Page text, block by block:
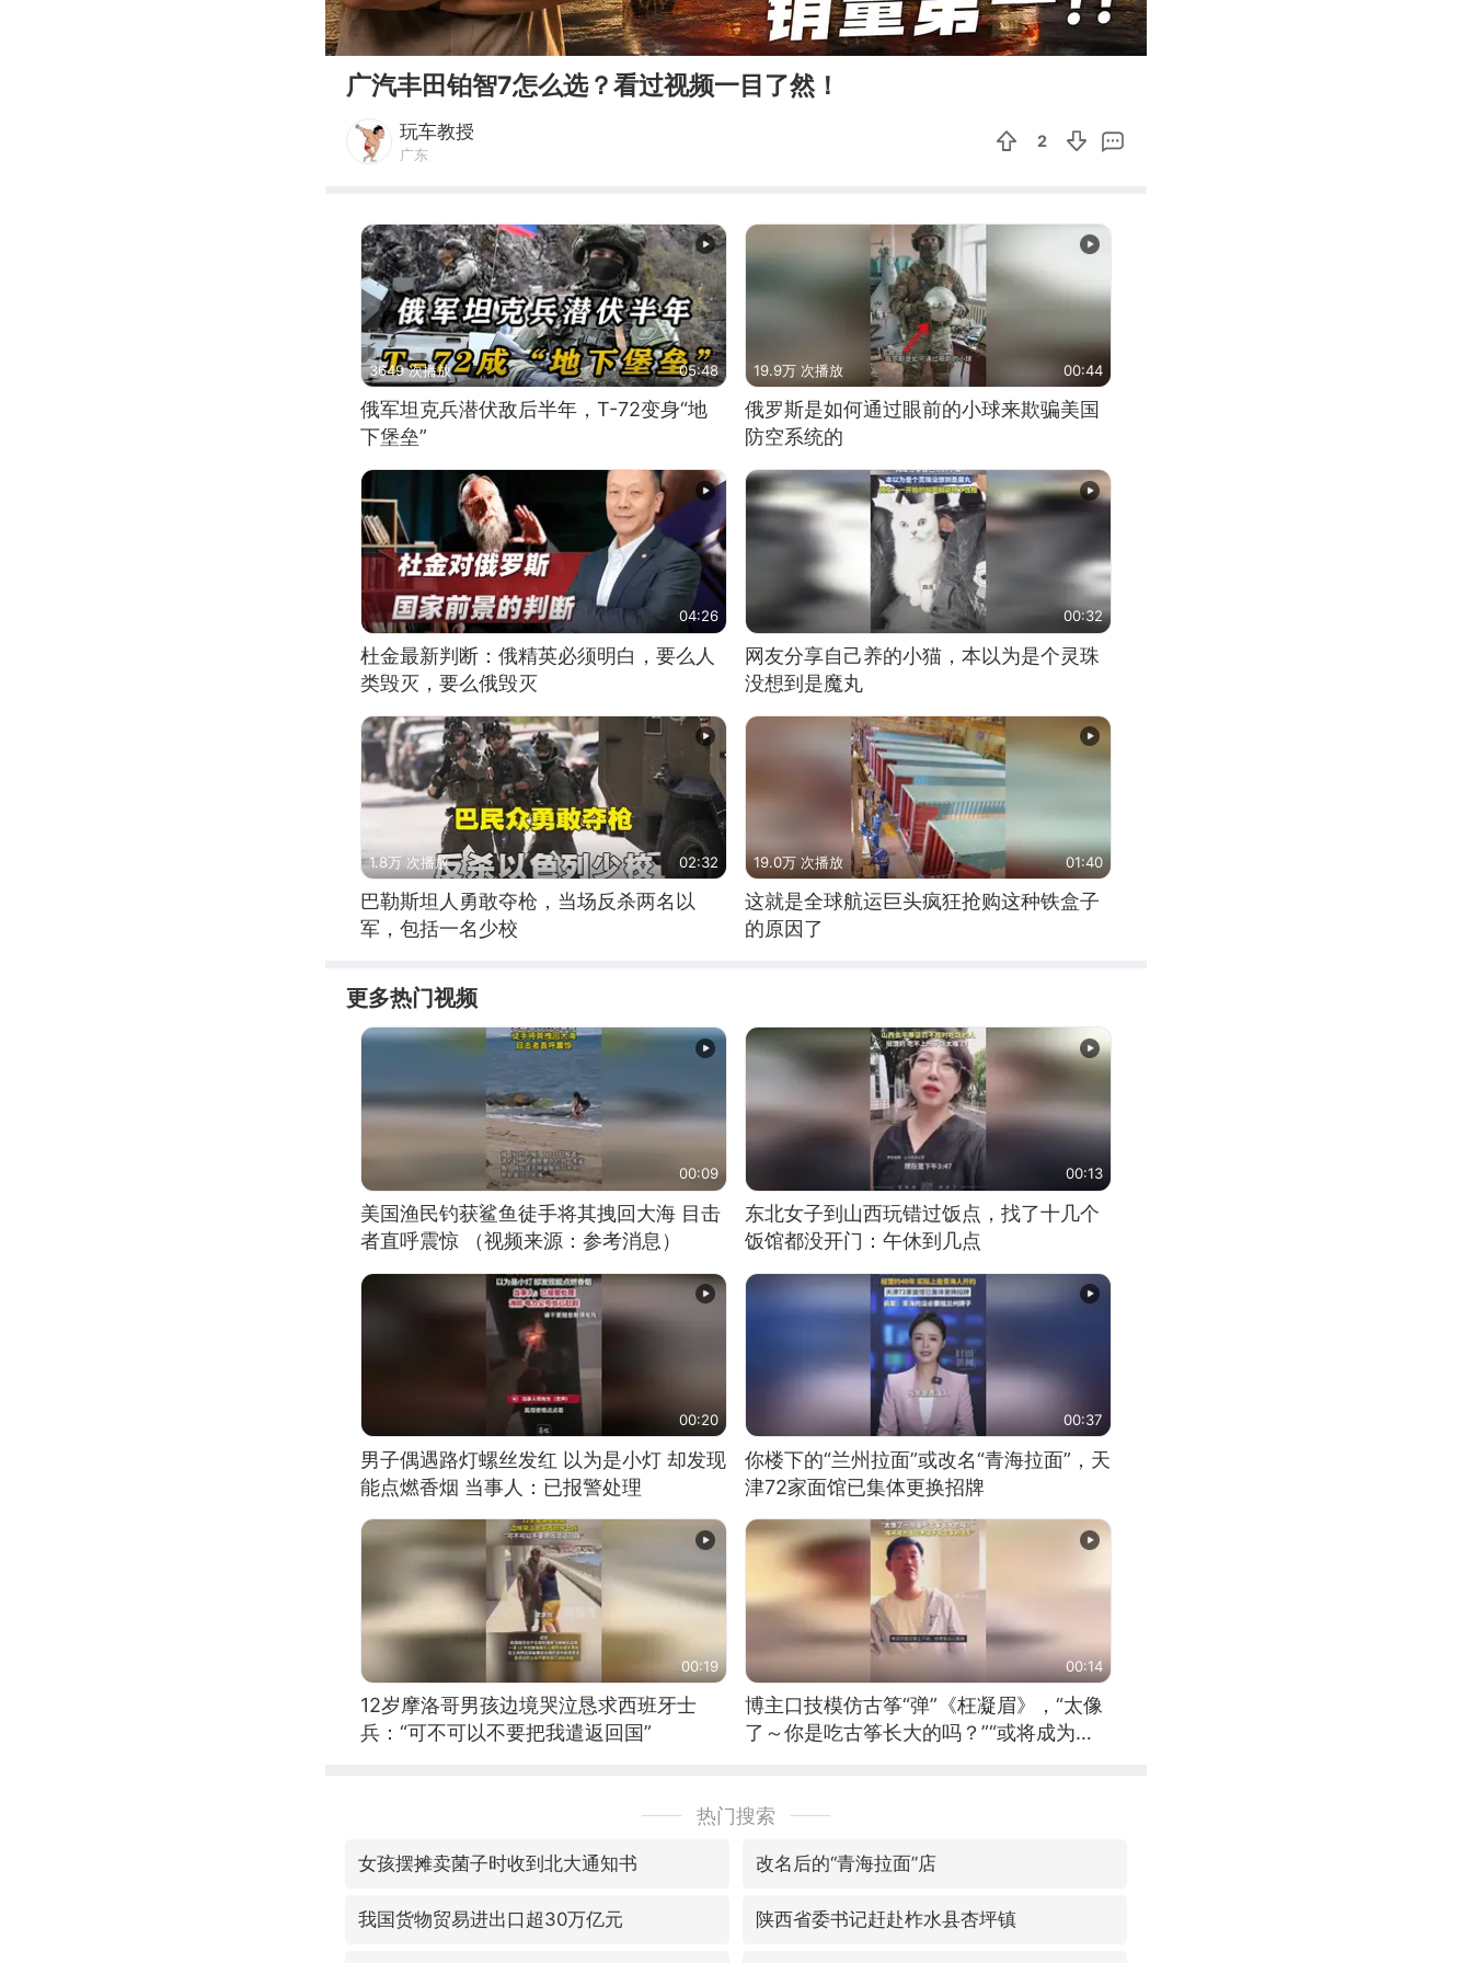
00:00 03:49
广汽丰田铂智7怎么选？看过视频一目了然！
玩车教授
广东
2
3649 次播放 05:48
俄军坦克兵潜伏敌后半年，T-72变身“地
下堡垒”
19.9万 次播放 00:44
俄罗斯是如何通过眼前的小球来欺骗美国
防空系统的
04:26
杜金最新判断：俄精英必须明白，要么人
类毁灭，要么俄毁灭
00:32
网友分享自己养的小猫，本以为是个灵珠
没想到是魔丸
1.8万 次播放 02:32
巴勒斯坦人勇敢夺枪，当场反杀两名以
军，包括一名少校
19.0万 次播放 01:40
这就是全球航运巨头疯狂抢购这种铁盒子
的原因了
更多热门视频
00:09
美国渔民钓获鲨鱼徒手将其拽回大海 目击
者直呼震惊 （视频来源：参考消息）
00:13
东北女子到山西玩错过饭点，找了十几个
饭馆都没开门：午休到几点
00:20
男子偶遇路灯螺丝发红 以为是小灯 却发现
能点燃香烟 当事人：已报警处理
00:37
你楼下的“兰州拉面”或改名“青海拉面”，天
津72家面馆已集体更换招牌
00:19
12岁摩洛哥男孩边境哭泣恳求西班牙士
兵：“可不可以不要把我遣返回国”
00:14
博主口技模仿古筝“弹”《枉凝眉》，“太像
了～你是吃古筝长大的吗？”“或将成为首
热门搜索
女孩摆摊卖菌子时收到北大通知书 改名后的“青海拉面”店
我国货物贸易进出口超30万亿元 陕西省委书记赶赴柞水县杏坪镇